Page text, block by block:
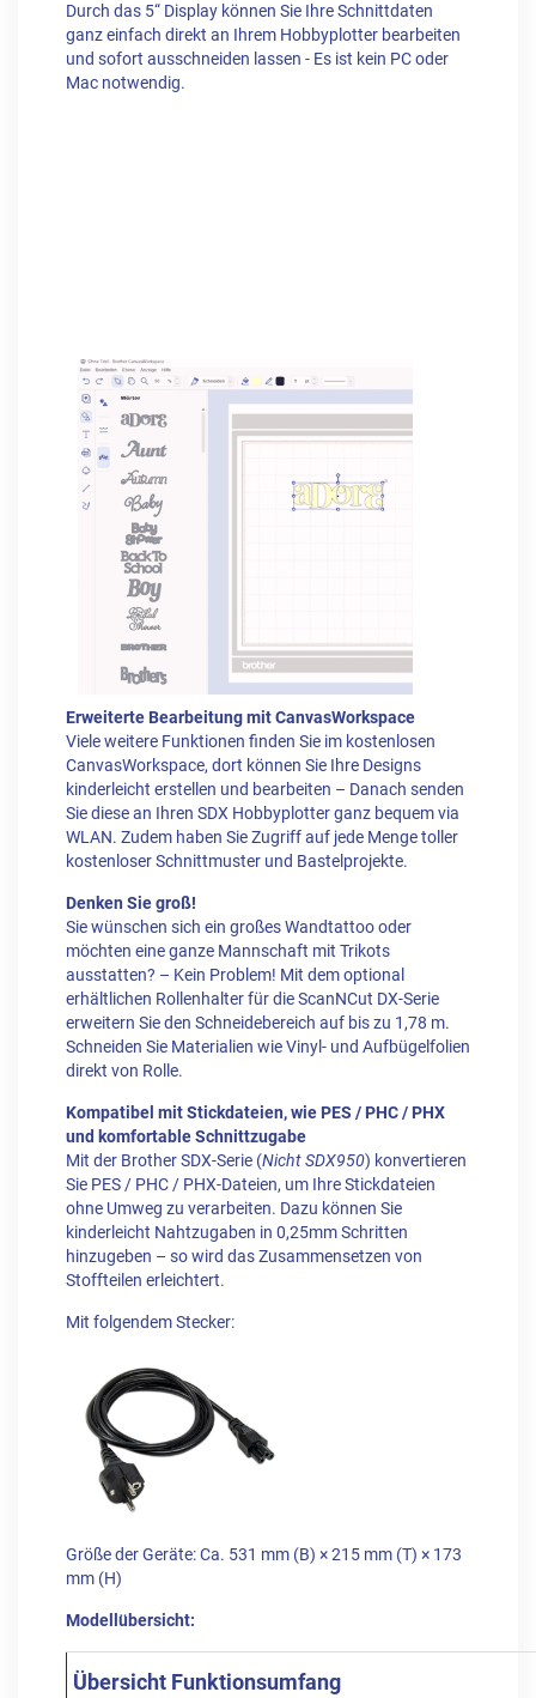
Durch das 5“ Display können Sie Ihre Schnittdaten
ganz einfach direkt an Ihrem Hobbyplotter bearbeiten
und sofort ausschneiden lassen - Es ist kein PC oder
Mac notwendig.
Erweiterte Bearbeitung mit CanvasWorkspace
Viele weitere Funktionen finden Sie im kostenlosen
CanvasWorkspace, dort können Sie Ihre Designs
kinderleicht erstellen und bearbeiten – Danach senden
Sie diese an Ihren SDX Hobbyplotter ganz bequem via
WLAN. Zudem haben Sie Zugriff auf jede Menge toller
kostenloser Schnittmuster und Bastelprojekte.
Denken Sie groß!
Sie wünschen sich ein großes Wandtattoo oder
möchten eine ganze Mannschaft mit Trikots
ausstatten? – Kein Problem! Mit dem optional
erhältlichen Rollenhalter für die ScanNCut DX-Serie
erweitern Sie den Schneidebereich auf bis zu 1,78 m.
Schneiden Sie Materialien wie Vinyl- und Aufbügelfolien
direkt von Rolle.
Kompatibel mit Stickdateien, wie PES / PHC / PHX
und komfortable Schnittzugabe
Mit der Brother SDX-Serie (Nicht SDX950) konvertieren
Sie PES / PHC / PHX-Dateien, um Ihre Stickdateien
ohne Umweg zu verarbeiten. Dazu können Sie
kinderleicht Nahtzugaben in 0,25mm Schritten
hinzugeben – so wird das Zusammensetzen von
Stoffteilen erleichtert.
Mit folgendem Stecker:
Größe der Geräte: Ca. 531 mm (B) × 215 mm (T) × 173
mm (H)
Modellübersicht:
Übersicht Funktionsumfang